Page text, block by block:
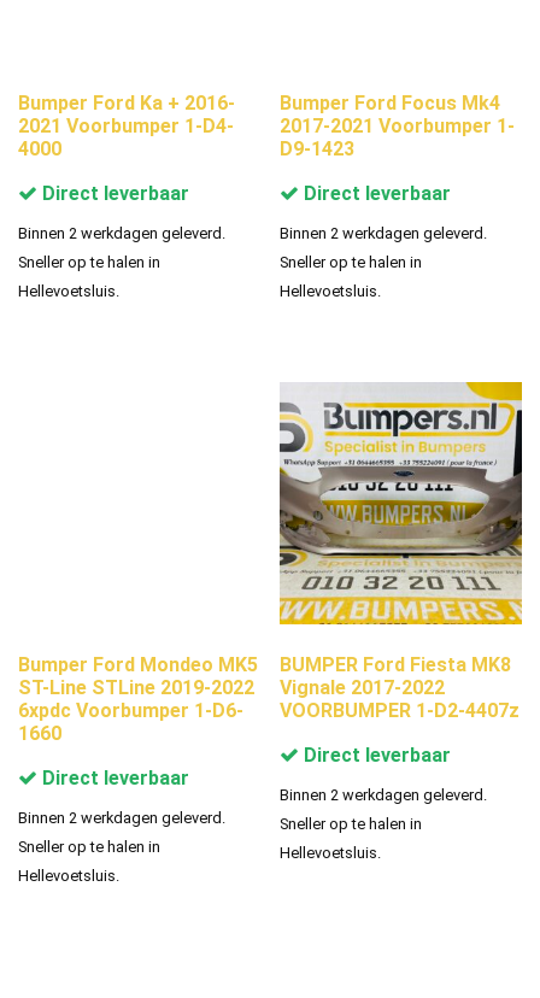
Bumper Ford Ka + 2016-
2021 Voorbumper 1-D4-
4000
Direct leverbaar
Binnen 2 werkdagen geleverd.
Sneller op te halen in
Hellevoetsluis.
Bumper Ford Focus Mk4
2017-2021 Voorbumper 1-
D9-1423
Direct leverbaar
Binnen 2 werkdagen geleverd.
Sneller op te halen in
Hellevoetsluis.
Bumper Ford Mondeo MK5
ST-Line STLine 2019-2022
6xpdc Voorbumper 1-D6-
1660
Direct leverbaar
Binnen 2 werkdagen geleverd.
Sneller op te halen in
Hellevoetsluis.
BUMPER Ford Fiesta MK8
Vignale 2017-2022
VOORBUMPER 1-D2-4407z
Direct leverbaar
Binnen 2 werkdagen geleverd.
Sneller op te halen in
Hellevoetsluis.